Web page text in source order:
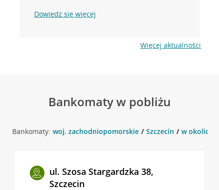
Dowiedz się więcej
Więcej aktualności
Bankomaty w pobliżu
Bankomaty: woj. zachodniopomorskie Szczecin w okolicy
ul. Szosa Stargardzka 38,
Szczecin